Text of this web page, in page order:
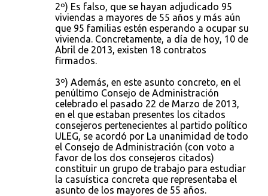
2º) Es falso, que se hayan adjudicado 95
viviendas a mayores de 55 años y más aún
que 95 familias estén esperando a ocupar su
vivienda. Concretamente, a día de hoy, 10 de
Abril de 2013, existen 18 contratos
firmados.
3º) Además, en este asunto concreto, en el
penúltimo Consejo de Administración
celebrado el pasado 22 de Marzo de 2013,
en el que estaban presentes los citados
consejeros pertenecientes al partido político
ULEG, se acordó por La unanimidad de todo
el Consejo de Administración (con voto a
favor de los dos consejeros citados)
constituir un grupo de trabajo para estudiar
la casuística concreta que representaba el
asunto de los mayores de 55 años.